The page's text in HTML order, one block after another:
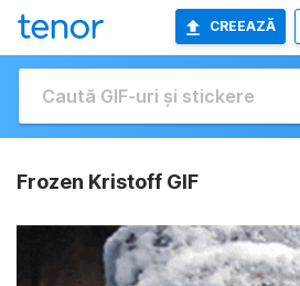
CREEAZĂ
Frozen Kristoff GIF